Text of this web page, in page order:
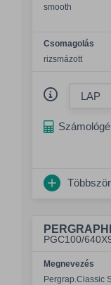
smooth
Csomagolás
rizsmázott
PGC100/
Megnevezés
Pergrap.Classic